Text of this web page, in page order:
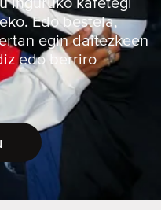
inguruko kafetegi
Edo bestela,
egin daitezkeen
edo berriro